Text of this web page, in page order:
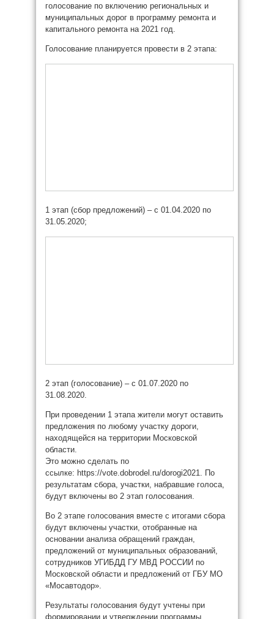
голосование по включению региональных и
муниципальных дорог в программу ремонта и
капитального ремонта на 2021 год.
Голосование планируется провести в 2 этапа:
1 этап (сбор предложений) – с 01.04.2020 по
31.05.2020;
2 этап (голосование) – с 01.07.2020 по
31.08.2020.
При проведении 1 этапа жители могут оставить
предложения по любому участку дороги,
находящейся на территории Московской
области.
Это можно сделать по
ссылке: https://vote.dobrodel.ru/dorogi2021. По
результатам сбора, участки, набравшие голоса,
будут включены во 2 этап голосования.
Во 2 этапе голосования вместе с итогами сбора
будут включены участки, отобранные на
основании анализа обращений граждан,
предложений от муниципальных образований,
сотрудников УГИБДД ГУ МВД РОССИИ по
Московской области и предложений от ГБУ МО
«Мосавтодор».
Результаты голосования будут учтены при
формировании и утверждении программы